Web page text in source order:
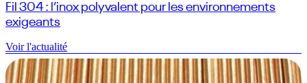
Fil 304 : l’inox polyvalent pour les environnements
exigeants
Voir l'actualité